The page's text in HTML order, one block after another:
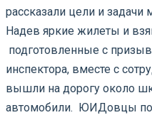
рассказали цели и задачи
Надев яркие жилеты и
подготовленные с
инспектора, вместе с
вышли на дорогу около
автомобили. ЮИДовцы